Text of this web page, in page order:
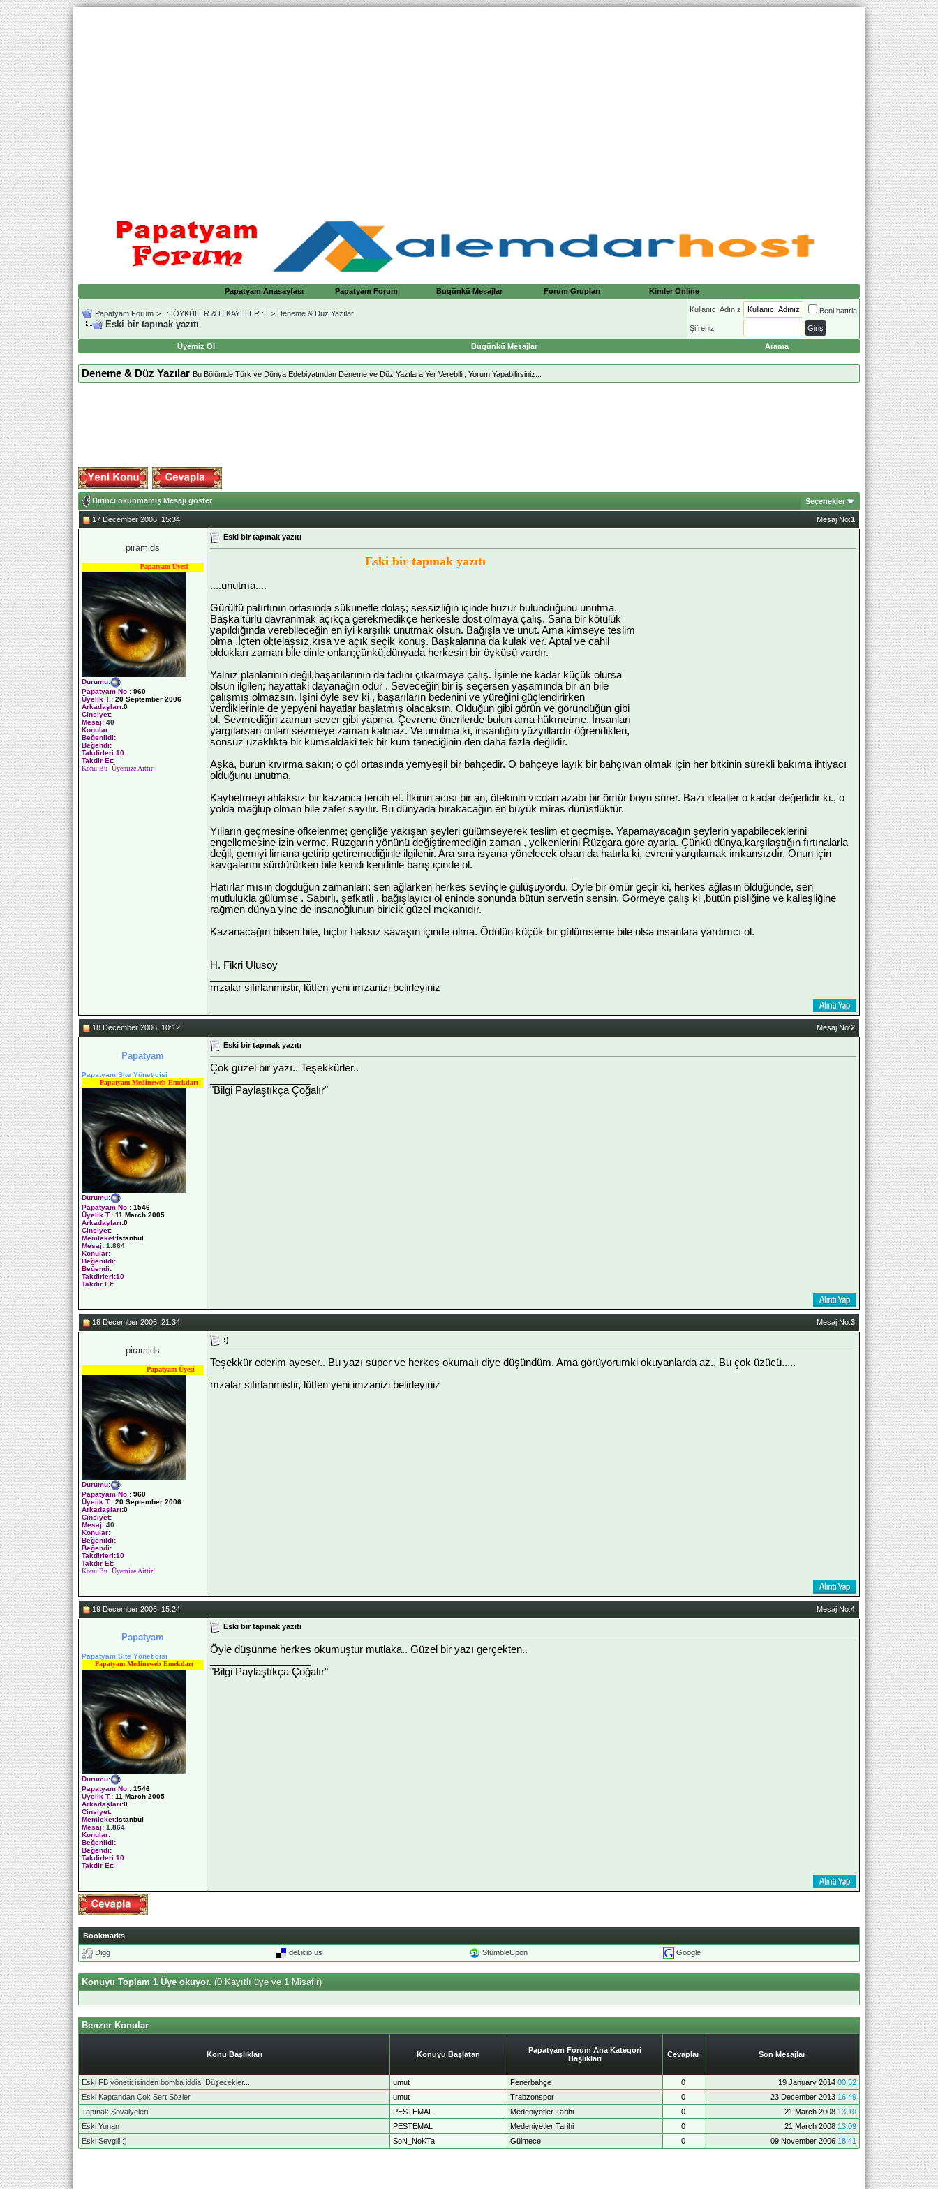
Papatyam Anasayfası Papatyam Forum Bugünkü Mesajlar Forum Grupları Kimler Online
Papatyam Forum > ..::.ÖYKÜLER & HİKAYELER.::. > Deneme & Düz Yazılar
Eski bir tapınak yazıtı
Kullanıcı Adınız Beni hatırla
Şifreniz
Üyemiz Ol Bugünkü Mesajlar Arama
Deneme & Düz Yazılar Bu Bölümde Türk ve Dünya Edebiyatından Deneme ve Düz Yazılara Yer Verebilir, Yorum Yapabilirsiniz...
Birinci okunmamış Mesajı göster Seçenekler
17 December 2006, 15:34 Mesaj No:1
piramids
Papatyam Üyesi
Durumu:
Papatyam No : 960
Üyelik T.: 20 September 2006
Arkadaşları:0
Cinsiyet:
Mesaj: 40
Konular:
Beğenildi:
Beğendi:
Takdirleri:10
Takdir Et:
Konu Bu Üyemize Aittir!
Eski bir tapınak yazıtı
Eski bir tapınak yazıtı
....unutma....
Gürültü patırtının ortasında sükunetle dolaş; sessizliğin içinde huzur bulunduğunu unutma.
Başka türlü davranmak açıkça gerekmedikçe herkesle dost olmaya çalış. Sana bir kötülük
yapıldığında verebileceğin en iyi karşılık unutmak olsun. Bağışla ve unut. Ama kimseye teslim
olma .İçten ol;telaşsız,kısa ve açık seçik konuş. Başkalarına da kulak ver. Aptal ve cahil
oldukları zaman bile dinle onları;çünkü,dünyada herkesin bir öyküsü vardır.
Yalnız planlarının değil,başarılarının da tadını çıkarmaya çalış. İşinle ne kadar küçük olursa
olsun ilgilen; hayattaki dayanağın odur . Seveceğin bir iş seçersen yaşamında bir an bile
çalışmış olmazsın. İşini öyle sev ki , başarıların bedenini ve yüreğini güçlendirirken
verdiklerinle de yepyeni hayatlar başlatmış olacaksın. Olduğun gibi görün ve göründüğün gibi
ol. Sevmediğin zaman sever gibi yapma. Çevrene önerilerde bulun ama hükmetme. İnsanları
yargılarsan onları sevmeye zaman kalmaz. Ve unutma ki, insanlığın yüzyıllardır öğrendikleri,
sonsuz uzaklıkta bir kumsaldaki tek bir kum taneciğinin den daha fazla değildir.
Aşka, burun kıvırma sakın; o çöl ortasında yemyeşil bir bahçedir. O bahçeye layık bir bahçıvan olmak için her bitkinin sürekli bakıma ihtiyacı
olduğunu unutma.
Kaybetmeyi ahlaksız bir kazanca tercih et. İlkinin acısı bir an, ötekinin vicdan azabı bir ömür boyu sürer. Bazı idealler o kadar değerlidir ki., o
yolda mağlup olman bile zafer sayılır. Bu dünyada bırakacağın en büyük miras dürüstlüktür.
Yılların geçmesine öfkelenme; gençliğe yakışan şeyleri gülümseyerek teslim et geçmişe. Yapamayacağın şeylerin yapabileceklerini
engellemesine izin verme. Rüzgarın yönünü değiştiremediğin zaman , yelkenlerini Rüzgara göre ayarla. Çünkü dünya,karşılaştığın fırtınalarla
değil, gemiyi limana getirip getiremediğinle ilgilenir. Ara sıra isyana yönelecek olsan da hatırla ki, evreni yargılamak imkansızdır. Onun için
kavgalarını sürdürürken bile kendi kendinle barış içinde ol.
Hatırlar mısın doğduğun zamanları: sen ağlarken herkes sevinçle gülüşüyordu. Öyle bir ömür geçir ki, herkes ağlasın öldüğünde, sen
mutlulukla gülümse . Sabırlı, şefkatli , bağışlayıcı ol eninde sonunda bütün servetin sensin. Görmeye çalış ki ,bütün pisliğine ve kalleşliğine
rağmen dünya yine de insanoğlunun biricik güzel mekanıdır.
Kazanacağın bilsen bile, hiçbir haksız savaşın içinde olma. Ödülün küçük bir gülümseme bile olsa insanlara yardımcı ol.
H. Fikri Ulusoy
mzalar sifirlanmistir, lütfen yeni imzanizi belirleyiniz
18 December 2006, 10:12 Mesaj No:2
Papatyam
Papatyam Site Yöneticisi
Papatyam Medineweb Emekdarı
Durumu:
Papatyam No : 1546
Üyelik T.: 11 March 2005
Arkadaşları:0
Cinsiyet:
Memleket:İstanbul
Mesaj: 1.864
Konular:
Beğenildi:
Beğendi:
Takdirleri:10
Takdir Et:
Eski bir tapınak yazıtı
Çok güzel bir yazı.. Teşekkürler..
"Bilgi Paylaştıkça Çoğalır"
18 December 2006, 21:34 Mesaj No:3
piramids
Papatyam Üyesi
Durumu:
Papatyam No : 960
Üyelik T.: 20 September 2006
Arkadaşları:0
Cinsiyet:
Mesaj: 40
Konular:
Beğenildi:
Beğendi:
Takdirleri:10
Takdir Et:
Konu Bu Üyemize Aittir!
:)
Teşekkür ederim ayeser.. Bu yazı süper ve herkes okumalı diye düşündüm. Ama görüyorumki okuyanlarda az.. Bu çok üzücü.....
mzalar sifirlanmistir, lütfen yeni imzanizi belirleyiniz
19 December 2006, 15:24 Mesaj No:4
Papatyam
Papatyam Site Yöneticisi
Papatyam Medineweb Emekdarı
Durumu:
Papatyam No : 1546
Üyelik T.: 11 March 2005
Arkadaşları:0
Cinsiyet:
Memleket:İstanbul
Mesaj: 1.864
Konular:
Beğenildi:
Beğendi:
Takdirleri:10
Takdir Et:
Eski bir tapınak yazıtı
Öyle düşünme herkes okumuştur mutlaka.. Güzel bir yazı gerçekten..
"Bilgi Paylaştıkça Çoğalır"
Bookmarks
Digg
del.icio.us StumbleUpon Google
Konuyu Toplam 1 Üye okuyor. (0 Kayıtlı üye ve 1 Misafir)
Benzer Konular
Konu Başlıkları Konuyu Başlatan
Papatyam Forum Ana Kategori
Başlıkları
Cevaplar Son Mesajlar
Eski FB yöneticisinden bomba iddia: Düşecekler... umut Fenerbahçe 0 19 January 2014 00:52
Eski Kaptandan Çok Sert Sözler
umut Trabzonspor 0 23 December 2013 16:49
Tapınak Şövalyeleri
PESTEMAL Medeniyetler Tarihi 0 21 March 2008 13:10
Eski Yunan
PESTEMAL Medeniyetler Tarihi 0 21 March 2008 13:09
Eski Sevgili :)
SoN_NoKTa Gülmece 0 09 November 2006 18:41